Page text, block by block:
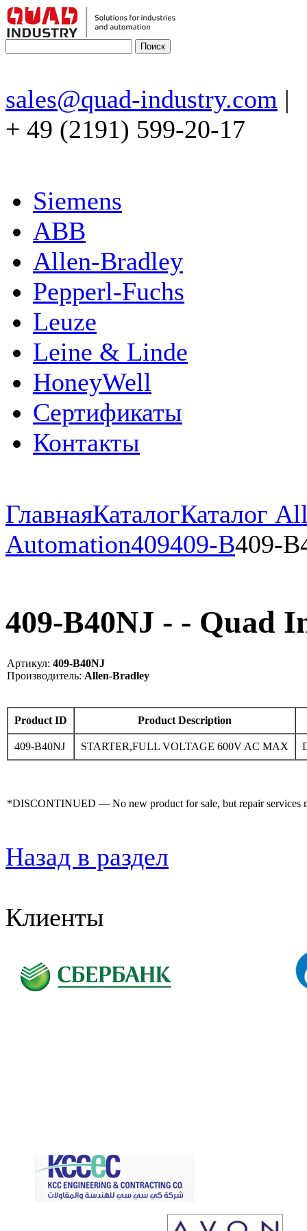
sales@quad-industry.com |
+ 49 (2191) 599-20-17
Siemens
ABB
Allen-Bradley
Pepperl-Fuchs
Leuze
Leine & Linde
HoneyWell
Сертификаты
Контакты
ГлавнаяКаталогКаталог
Automation409409-B409-
409-B40NJ - - Quad
Артикул: 409-B40NJ
Производитель: Allen-Bradley
Product ID Product Description
409-B40NJ STARTER,FULL VOLTAGE 600V AC MAX
*DISCONTINUED — No new product for sale, but repair services
Назад в раздел
Клиенты